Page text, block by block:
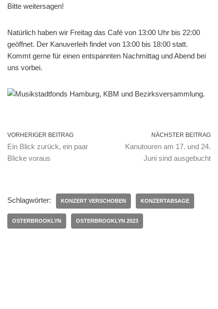
Bitte weitersagen!
Natürlich haben wir Freitag das Café von 13:00 Uhr bis 22:00
geöffnet. Der Kanuverleih findet von 13:00 bis 18:00 statt.
Kommt gerne für einen entspannten Nachmittag und Abend bei
uns vorbei.
VORHERIGER BEITRAG
Ein Blick zurück, ein paar
Blicke voraus
NÄCHSTER BEITRAG
Kanutouren am 17. und 24.
Juni sind ausgebucht
Schlagwörter: KONZERT VERSCHOBEN KONZERTABSAGE
OSTERBROOKLYN OSTERBROOKLYN 2023